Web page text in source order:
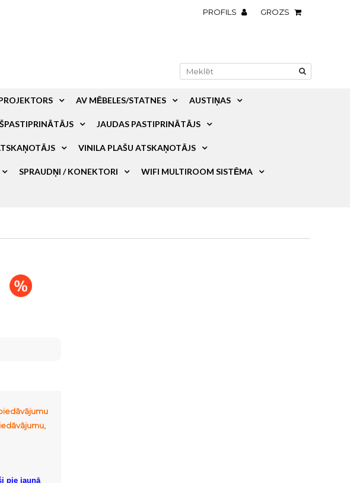
PROFILS GROZS
AV MĒBELES/STATNES AUSTIŅAS
JAUDAS PASTIPRINĀTĀJS
VINILA PLAŠU ATSKAŅOTĀJS
SPRAUDŅI / KONEKTORI WIFI MULTIROOM SISTĒMA
pie jaunā